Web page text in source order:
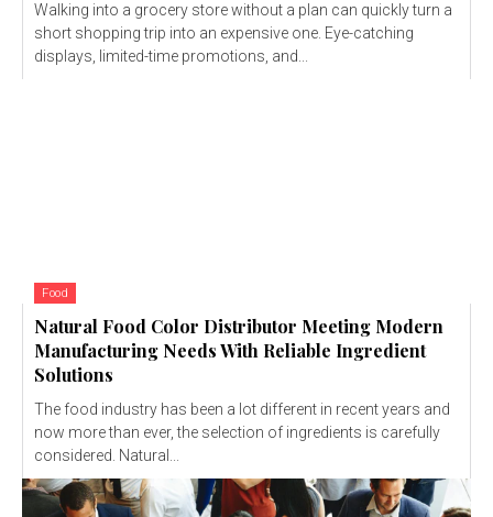
Walking into a grocery store without a plan can quickly turn a
short shopping trip into an expensive one. Eye-catching
displays, limited-time promotions, and...
Food
Natural Food Color Distributor Meeting Modern
Manufacturing Needs With Reliable Ingredient
Solutions
The food industry has been a lot different in recent years and
now more than ever, the selection of ingredients is carefully
considered. Natural...